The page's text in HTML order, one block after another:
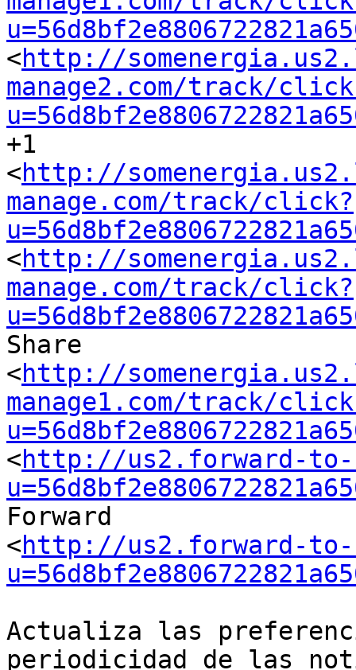
<http://
manage2.com/track/
+1
<http://
manage.com/track/click?
<http://
manage.com/track/click?
Share
<http://
manage1.com/track/
<http://us2.forward-to-
Forward
<http://us2.forward-to-
Actualiza las
periodicidad de las